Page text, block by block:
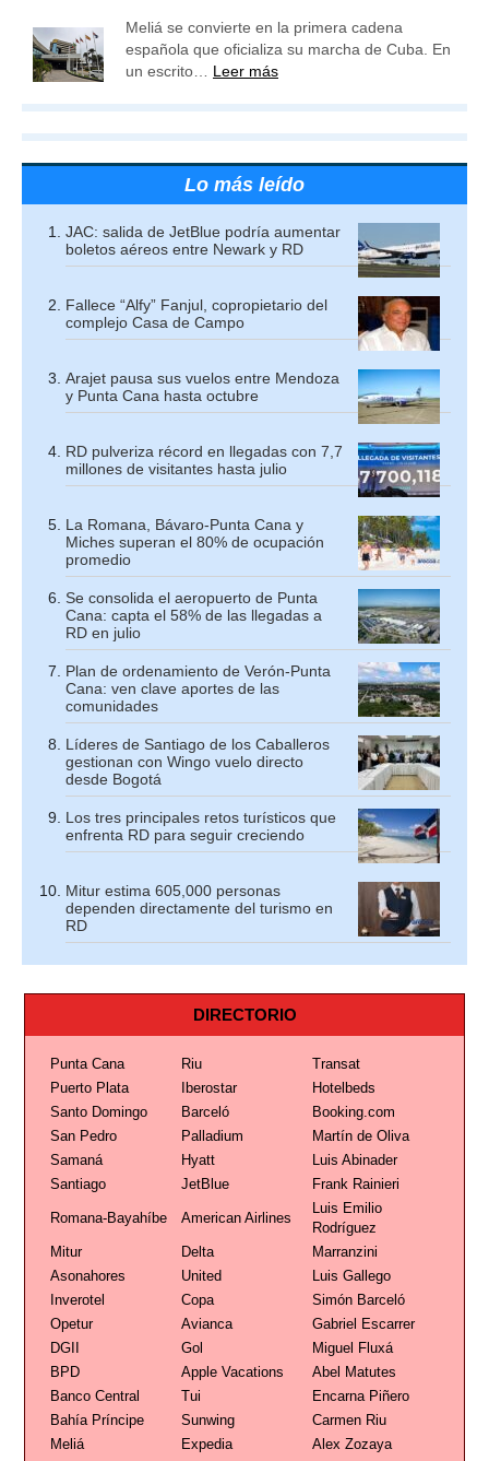
Meliá se convierte en la primera cadena
española que oficializa su marcha de Cuba. En
un escrito… Leer más
Lo más leído
JAC: salida de JetBlue podría aumentar
boletos aéreos entre Newark y RD
Fallece “Alfy” Fanjul, copropietario del
complejo Casa de Campo
Arajet pausa sus vuelos entre Mendoza
y Punta Cana hasta octubre
RD pulveriza récord en llegadas con 7,7
millones de visitantes hasta julio
La Romana, Bávaro-Punta Cana y
Miches superan el 80% de ocupación
promedio
Se consolida el aeropuerto de Punta
Cana: capta el 58% de las llegadas a
RD en julio
Plan de ordenamiento de Verón-Punta
Cana: ven clave aportes de las
comunidades
Líderes de Santiago de los Caballeros
gestionan con Wingo vuelo directo
desde Bogotá
Los tres principales retos turísticos que
enfrenta RD para seguir creciendo
Mitur estima 605,000 personas
dependen directamente del turismo en
RD
DIRECTORIO
Punta Cana Riu
Transat
Puerto Plata
Iberostar
Hotelbeds
Santo Domingo
Barceló
Booking.com
San Pedro
Palladium
Martín de Oliva
Samaná
Hyatt
Luis Abinader
Santiago
JetBlue Frank Rainieri
Romana-Bayahíbe American Airlines
Luis Emilio
Rodríguez
Mitur
Delta
Marranzini
Asonahores
United
Luis Gallego
Inverotel
Copa
Simón Barceló
Opetur
Avianca
Gabriel Escarrer
DGII
Gol
Miguel Fluxá
BPD
Apple Vacations
Abel Matutes
Banco Central
Tui
Encarna Piñero
Bahía Príncipe
Sunwing
Carmen Riu
Meliá
Expedia
Alex Zozaya